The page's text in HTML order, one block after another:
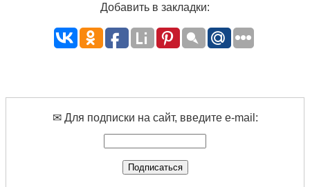
Добавить в закладки:
✉ Для подписки на сайт, введите e-mail: